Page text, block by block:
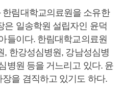
림대학교의료원을 소유한
은 일송학원 설립자인 윤덕
들이다. 한림대학교의료원
, 한강성심병원, 강남성심병
병원 등을 거느리고 있다. 윤
을 겸직하고 있기도 하다.